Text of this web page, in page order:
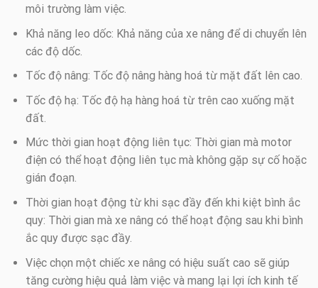
môi trường làm việc.
Khả năng leo dốc: Khả năng của xe nâng để di chuyển lên
các độ dốc.
Tốc độ nâng: Tốc độ nâng hàng hoá từ mặt đất lên cao.
Tốc độ hạ: Tốc độ hạ hàng hoá từ trên cao xuống mặt
đất.
Mức thời gian hoạt động liên tục: Thời gian mà motor
điện có thể hoạt động liên tục mà không gặp sự cố hoặc
gián đoạn.
Thời gian hoạt động từ khi sạc đầy đến khi kiệt bình ắc
quy: Thời gian mà xe nâng có thể hoạt động sau khi bình
ắc quy được sạc đầy.
Việc chọn một chiếc xe nâng có hiệu suất cao sẽ giúp
tăng cường hiệu quả làm việc và mang lại lợi ích kinh tế